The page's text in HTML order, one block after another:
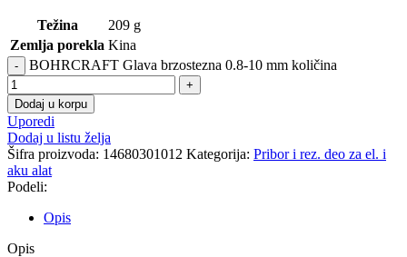
Težina
209 g
Zemlja porekla Kina
BOHRCRAFT Glava brzostezna 0.8-10 mm količina
Dodaj u korpu
Uporedi
Dodaj u listu želja
Šifra proizvoda: 14680301012 Kategorija: Pribor i rez. deo za el. i
aku alat
Podeli:
Opis
Opis